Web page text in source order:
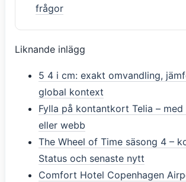
frågor
Liknande inlägg
5 4 i cm: exakt omvandling,
global kontext
Fylla på kontantkort Telia – med
eller webb
The Wheel of Time säsong 4 –
Status och senaste nytt
Comfort Hotel Copenhagen